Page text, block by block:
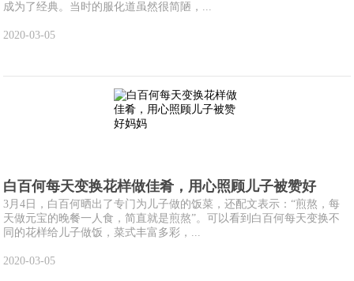
成为了经典。当时的服化道虽然很简陋，...
2020-03-05
白百何每天变换花样做佳肴，用心照顾儿子被赞好
3月4日，白百何晒出了专门为儿子做的饭菜，还配文表示：“煎熬，每
天做元宝的晚餐一人食，简直就是煎熬”。可以看到白百何每天变换不
同的花样给儿子做饭，菜式丰富多彩，...
2020-03-05